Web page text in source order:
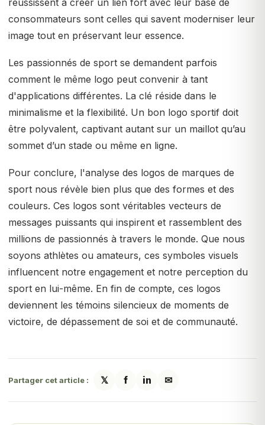
réussissent à créer un lien fort avec leur base de
consommateurs sont celles qui savent moderniser leur
image tout en préservant leur essence.
Les passionnés de sport se demandent parfois
comment le même logo peut convenir à tant
d'applications différentes. La clé réside dans le
minimalisme et la flexibilité. Un bon logo sportif doit
être polyvalent, captivant autant sur un maillot qu’au
sommet d’un stade ou même en ligne.
Pour conclure, l'analyse des logos de marques de
sport nous révèle bien plus que des formes et des
couleurs. Ces logos sont véritables vecteurs de
messages puissants qui inspirent et rassemblent des
millions de passionnés à travers le monde. Que nous
soyons athlètes ou amateurs, ces symboles visuels
influencent notre engagement et notre perception du
sport en lui-même. En fin de compte, ces logos
deviennent les témoins silencieux de moments de
victoire, de dépassement de soi et de communauté.
Partager cet article : 𝕏 f in ✉